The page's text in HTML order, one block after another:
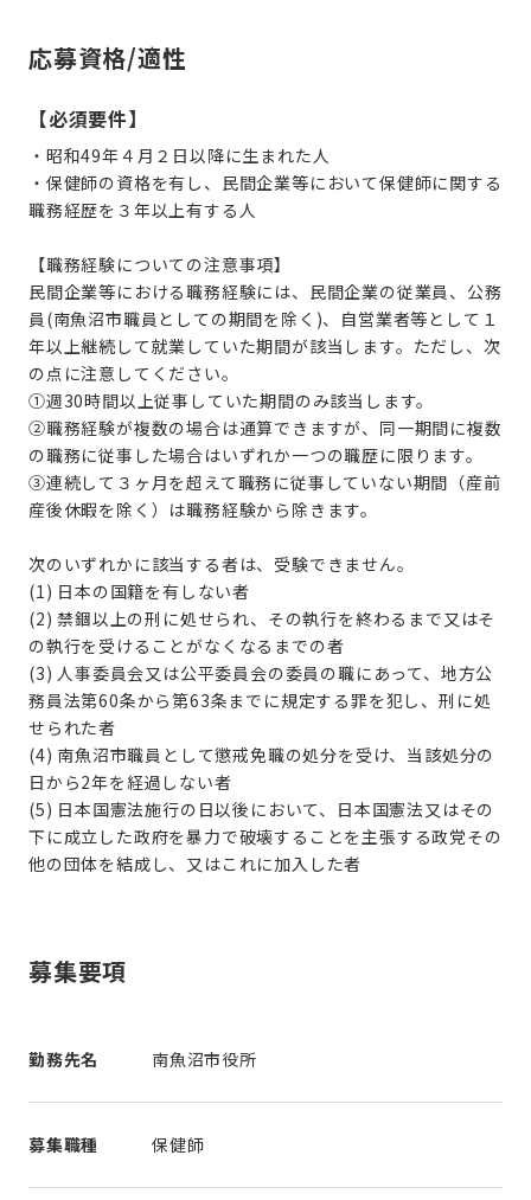
応募資格/適性
【必須要件】
・昭和49年４月２日以降に生まれた人
・保健師の資格を有し、民間企業等において保健師に関する
職務経歴を３年以上有する人
【職務経験についての注意事項】
民間企業等における職務経験には、民間企業の従業員、公務
員(南魚沼市職員としての期間を除く)、自営業者等として１
年以上継続して就業していた期間が該当します。ただし、次
の点に注意してください。
①週30時間以上従事していた期間のみ該当します。
②職務経験が複数の場合は通算できますが、同一期間に複数
の職務に従事した場合はいずれか一つの職歴に限ります。
③連続して３ヶ月を超えて職務に従事していない期間（産前
産後休暇を除く）は職務経験から除きます。
次のいずれかに該当する者は、受験できません。
(1) 日本の国籍を有しない者
(2) 禁錮以上の刑に処せられ、その執行を終わるまで又はそ
の執行を受けることがなくなるまでの者
(3) 人事委員会又は公平委員会の委員の職にあって、地方公
務員法第60条から第63条までに規定する罪を犯し、刑に処
せられた者
(4) 南魚沼市職員として懲戒免職の処分を受け、当該処分の
日から2年を経過しない者
(5) 日本国憲法施行の日以後において、日本国憲法又はその
下に成立した政府を暴力で破壊することを主張する政党その
他の団体を結成し、又はこれに加入した者
募集要項
勤務先名 南魚沼市役所
募集職種 保健師